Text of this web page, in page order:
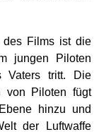
des Films ist die
jungen Piloten
Vaters tritt. Die
von Piloten fügt
hinzu und
der Luftwaffe